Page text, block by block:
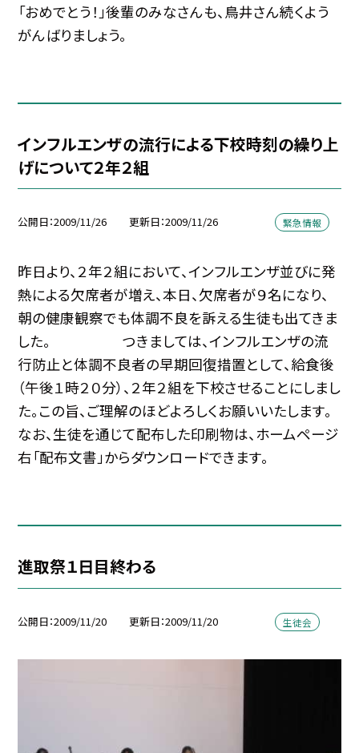
「おめでとう！」後輩のみなさんも、鳥井さん続くよう
がんばりましょう。
インフルエンザの流行による下校時刻の繰り上
げについて２年２組
公開日 2009/11/26 更新日 2009/11/26 緊急情報
昨日より、２年２組において、インフルエンザ並びに発
熱による欠席者が増え、本日、欠席者が９名になり、
朝の健康観察でも体調不良を訴える生徒も出てきま
した。 つきましては、インフルエンザの流
行防止と体調不良者の早期回復措置として、給食後
（午後１時２０分）、２年２組を下校させることにしまし
た。この旨、ご理解のほどよろしくお願いいたします。
なお、生徒を通じて配布した印刷物は、ホームページ
右「配布文書」からダウンロードできます。
進取祭１日目終わる
公開日 2009/11/20 更新日 2009/11/20 生徒会